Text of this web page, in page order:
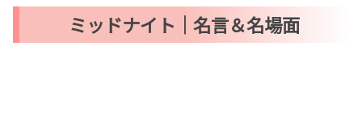
ミッドナイト｜名言＆名場面